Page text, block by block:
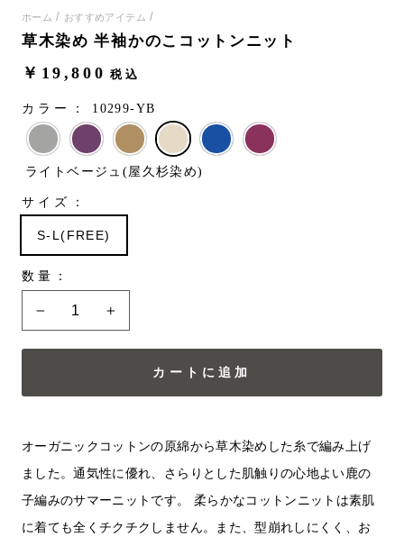
ホーム / おすすめアイテム /
草木染め 半袖かのこコットンニット
通
価
格
税
込
￥19,800 税込
カラー： 10299-YB
ライトベージュ(屋久杉染め)
サイズ：
S-L(FREE)
数量：
カートに追加
オーガニックコットンの原綿から草木染めした糸で編み上げ
ました。通気性に優れ、さらりとした肌触りの心地よい鹿の
子編みのサマーニットです。 柔らかなコットンニットは素肌
に着ても全くチクチクしません。また、型崩れしにくく、お